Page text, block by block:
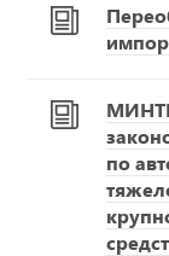
по